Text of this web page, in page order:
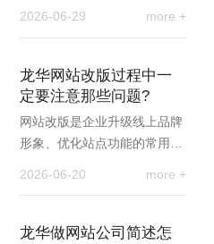
2026-06-29 more +
龙华网站改版过程中一
定要注意那些问题?
网站改版是企业升级线上品牌
形象、优化站点功能的常用方
2026-06-20 more +
龙华做网站公司简述怎